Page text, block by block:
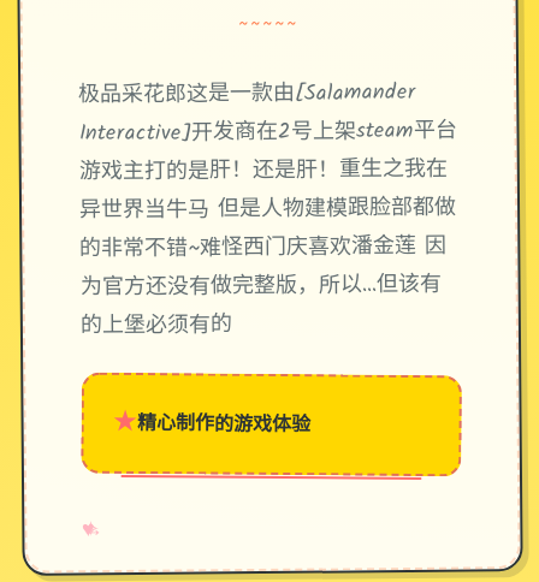
~~~~~
极品采花郎这是一款由[Salamander
Interactive]开发商在2号上架steam平台
游戏主打的是肝！还是肝！重生之我在
异世界当牛马 但是人物建模跟脸部都做
的非常不错~难怪西门庆喜欢潘金莲 因
为官方还没有做完整版，所以…但该有
的上堡必须有的
★精心制作的游戏体验
♥
✧
→